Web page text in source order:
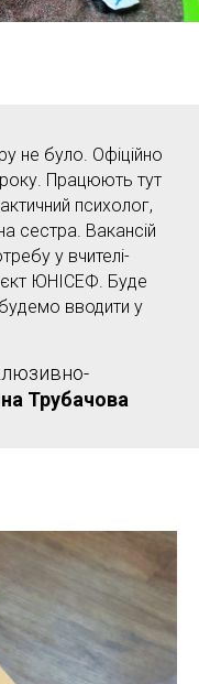
не було. Офіційно
Працюють тут
психолог,
сестра. Вакансій
у вчителі-
ЮНІСЕФ. Буде
будемо вводити у
Трубачова